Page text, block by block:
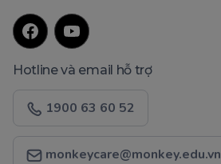
Hotline và email hỗ trợ
1900 63 60 52
monkeycare@monkey.edu.vn